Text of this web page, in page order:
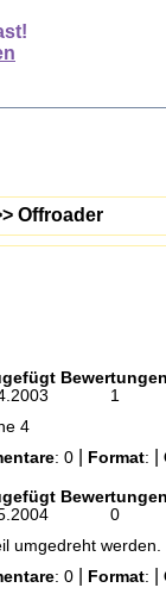
Offroader
1
4
: 0 | Format: |
0
umgedreht werden.
: 0 | Format: |